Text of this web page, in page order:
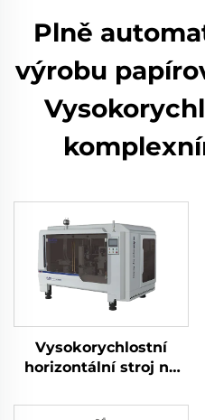
Plně
výrobu
Vysokorychlostní
horizontální stroj na